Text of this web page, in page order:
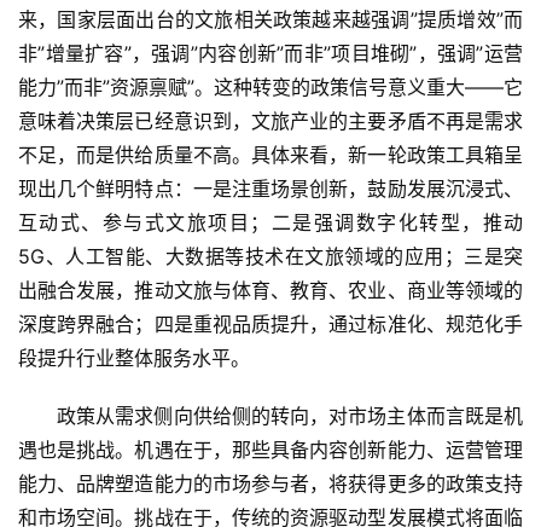
来，国家层面出台的文旅相关政策越来越强调”提质增效”而
非”增量扩容”，强调”内容创新”而非”项目堆砌”，强调”运营
能力”而非”资源禀赋”。这种转变的政策信号意义重大——它
意味着决策层已经意识到，文旅产业的主要矛盾不再是需求
不足，而是供给质量不高。具体来看，新一轮政策工具箱呈
现出几个鲜明特点：一是注重场景创新，鼓励发展沉浸式、
互动式、参与式文旅项目；二是强调数字化转型，推动
5G、人工智能、大数据等技术在文旅领域的应用；三是突
出融合发展，推动文旅与体育、教育、农业、商业等领域的
深度跨界融合；四是重视品质提升，通过标准化、规范化手
段提升行业整体服务水平。
政策从需求侧向供给侧的转向，对市场主体而言既是机
遇也是挑战。机遇在于，那些具备内容创新能力、运营管理
能力、品牌塑造能力的市场参与者，将获得更多的政策支持
和市场空间。挑战在于，传统的资源驱动型发展模式将面临